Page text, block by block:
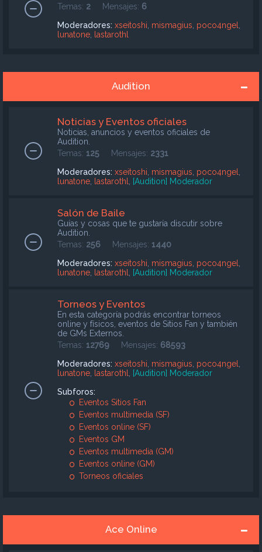
Temas: 2 Mensajes: 6
Moderadores: xseitoshi mismagius poco4ngel
lunatone
lastarothl
Audition
Noticias y Eventos oficiales
Noticias, anuncios y eventos oficiales de
Audition.
Temas: 125 Mensajes: 2331
Moderadores: xseitoshi mismagius poco4ngel
lunatone
lastarothl [Audition] Moderador
Salón de Baile
Guías y cosas que te gustaría discutir sobre
Audition.
Temas: 256 Mensajes: 1440
Moderadores: xseitoshi mismagius poco4ngel
lunatone
lastarothl [Audition] Moderador
Torneos y Eventos
En esta categoría podrás encontrar torneos
online y físicos, eventos de Sitios Fan y también
de GMs Externos.
Temas: 12769 Mensajes: 68593
Moderadores: xseitoshi mismagius poco4ngel
lunatone
lastarothl
[Audition] Moderador
Subforos:
Eventos Sitios Fan
Eventos multimedia (SF)
Eventos online (SF)
Eventos GM
Eventos multimedia (GM)
Eventos online (GM)
Torneos oficiales
Ace Online